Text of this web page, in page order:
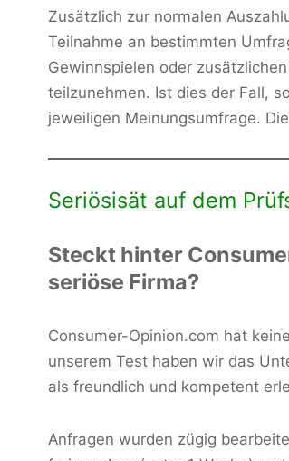
Zusätzlich zur normalen
Teilnahme an bestimmten
Gewinnspielen oder
teilzunehmen. Ist dies der Fall,
jeweiligen Meinungsumfrage.
Seriösisät auf dem
Steckt hinter
seriöse Firma?
Consumer-Opinion.com hat
unserem Test haben wir das
als freundlich und kompetent
Anfragen wurden zügig